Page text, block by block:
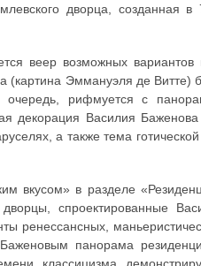
дворца, созданная
веер возможных вариантов
(картина Эммануэля де Витте)
рифмуется с
декорация Василия
а также тема
вкусом» в разделе
спроектированные
ренессансных,
панорама